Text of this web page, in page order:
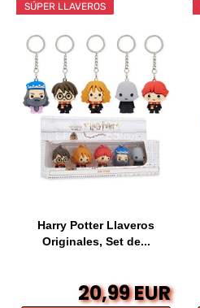
SÚPER LLAVEROS
Harry Potter Llaveros
Originales, Set de...
20,99 EUR